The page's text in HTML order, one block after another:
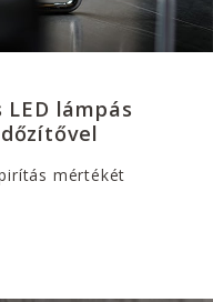
lámpás
mértékét